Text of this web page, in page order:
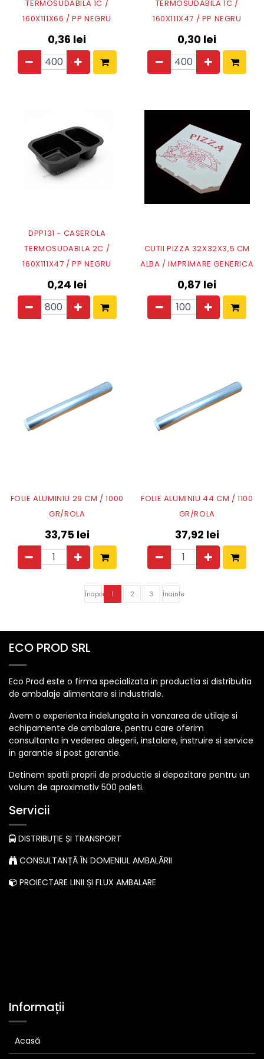
TERMOSUDABILA 1C /
160X111X66 / PP NEGRU
0,36 lei
TERMOSUDABILA 1C /
160X111X47 / PP NEGRU
0,30 lei
DPP131 - CASEROLA
TERMOSUDABILA 2C /
160X111X47 / PP NEGRU
0,24 lei
CUTII PIZZA 32X32X3,5 CM
ALBA / IMPRIMARE GENERICA
0,87 lei
FOLIE ALUMINIU 29 CM / 1000
GR/ROLA
33,75lei
FOLIE ALUMINIU 44 CM / 1100
GR/ROLA
37,92 lei
Înapoi 1 2 3 Înainte
ECO PROD SRL
Eco Prod este o firma specializata in productia si distributia
de ambalaje alimentare si industriale.
Avem o experienta indelungata in vanzarea de utilaje si
echipamente de ambalare, pentru care oferim
consultanta in vederea alegerii, instalare, instruire si service
in garantie si post garantie.
Detinem spatii proprii de productie si depozitare pentru un
volum de aproximativ 500 paleti.
Servicii
DISTRIBUȚIE ȘI TRANSPORT
CONSULTANȚĂ ÎN DOMENIUL AMBALĂRII
PROIECTARE LINII ȘI FLUX AMBALARE
Informații
Acasă